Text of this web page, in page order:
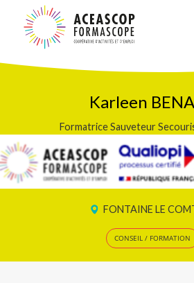
contenu
Métiers
Recherche
Zones d’intervention
Liste alphabétique
Les Formateurs
Services à la personne
Karleen
Formatrice Sauveteur
FONTAINE LE
CONSEIL / FORMATION